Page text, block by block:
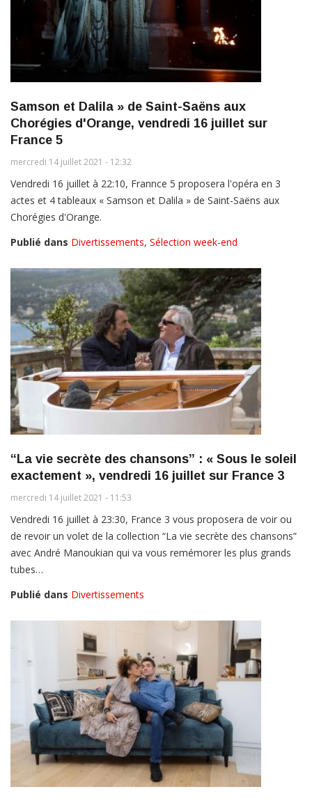
Samson et Dalila » de Saint-Saëns aux
Chorégies d'Orange, vendredi 16 juillet sur
France 5
mercredi 14 juillet 2021 - 12:32
Vendredi 16 juillet à 22:10, Frannce 5 proposera l'opéra en 3
actes et 4 tableaux « Samson et Dalila » de Saint-Saëns aux
Chorégies d'Orange.
Publié dans Divertissements, Sélection week-end
“La vie secrète des chansons” : « Sous le soleil
exactement », vendredi 16 juillet sur France 3
mercredi 14 juillet 2021 - 11:53
Vendredi 16 juillet à 23:30, France 3 vous proposera de voir ou
de revoir un volet de la collection “La vie secrète des chansons”
avec André Manoukian qui va vous remémorer les plus grands
tubes…
Publié dans Divertissements